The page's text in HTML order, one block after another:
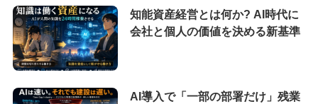
知能資産経営とは何か? AI時代に
会社と個人の価値を決める新基準
AI導入で「一部の部署だけ」残業